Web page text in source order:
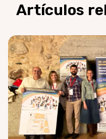
Artículos